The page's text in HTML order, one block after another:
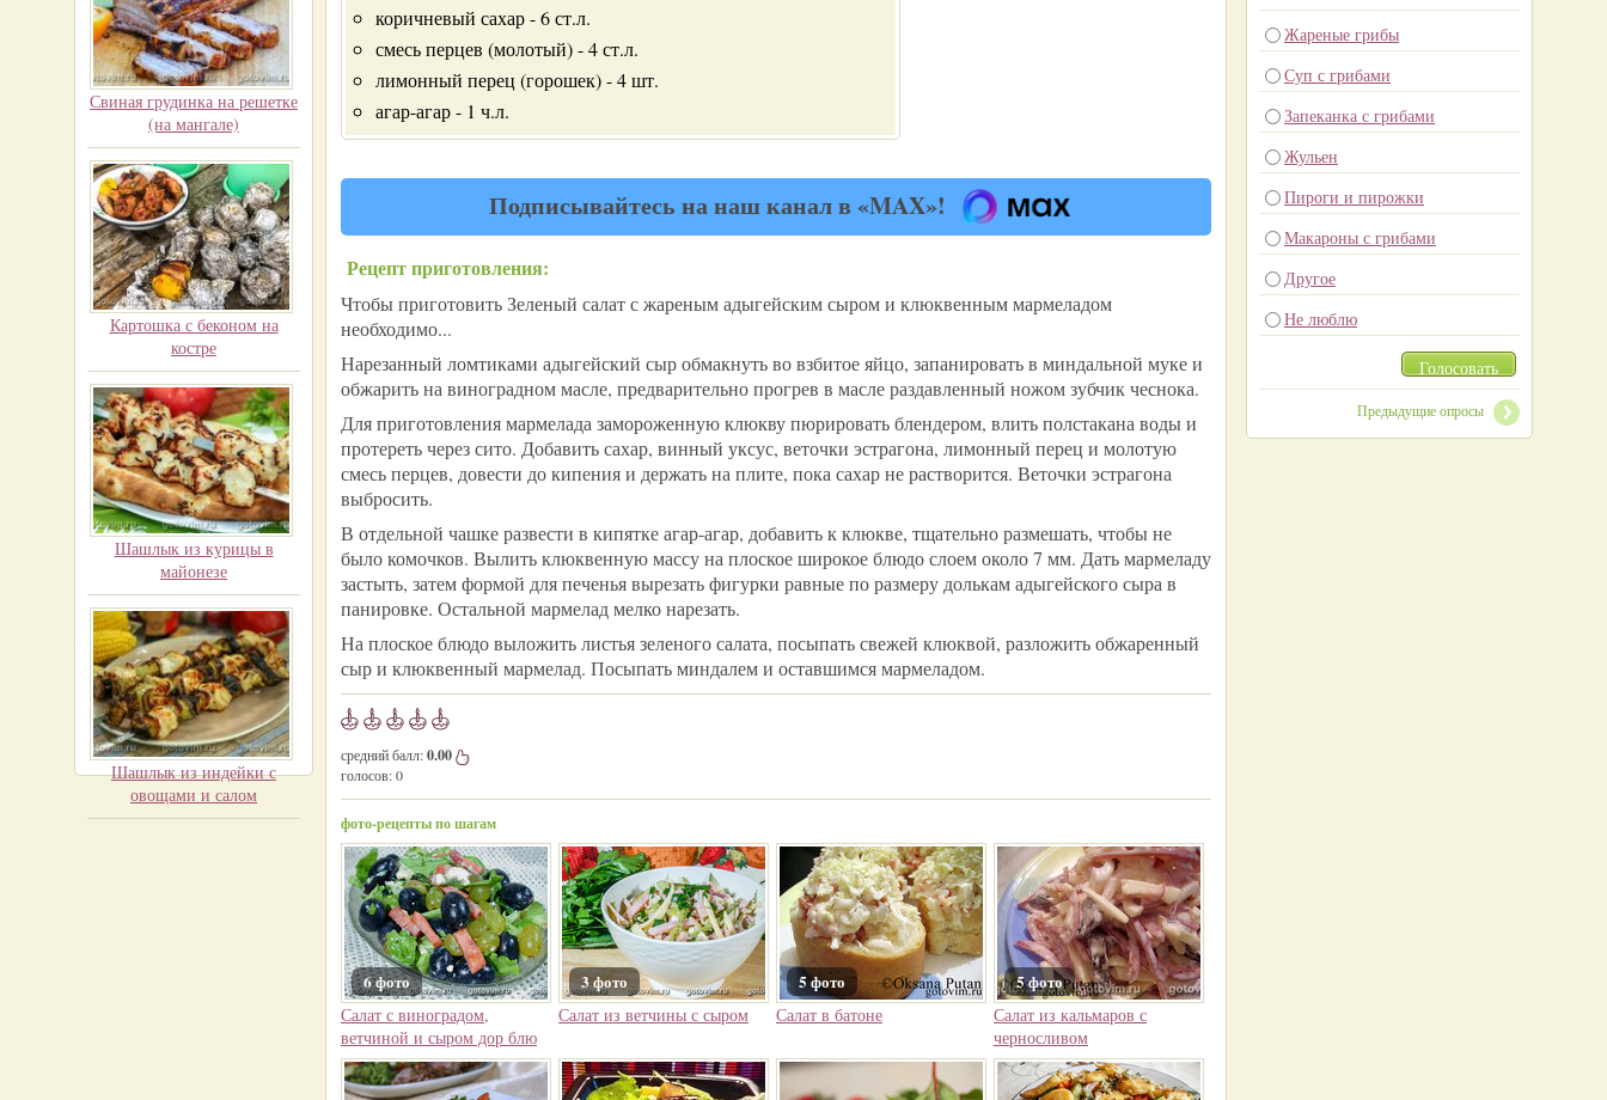
Свиная грудинка на решетке
(на мангале)
Картошка с беконом на
костре
Шашлык из курицы в
майонезе
Шашлык из индейки с
овощами и салом
коричневый сахар - 6 ст.л.
смесь перцев (молотый) - 4 ст.л.
лимонный перец (горошек) - 4 шт.
агар-агар - 1 ч.л.
Подписывайтесь на наш канал в «MAX»!
Рецепт приготовления:
Чтобы приготовить Зеленый салат с жареным адыгейским сыром и клюквенным мармеладом
необходимо...
Нарезанный ломтиками адыгейский сыр обмакнуть во взбитое яйцо, запанировать в миндальной муке и
обжарить на виноградном масле, предварительно прогрев в масле раздавленный ножом зубчик чеснока.
Для приготовления мармелада замороженную клюкву пюрировать блендером, влить полстакана воды и
протереть через сито. Добавить сахар, винный уксус, веточки эстрагона, лимонный перец и молотую
смесь перцев, довести до кипения и держать на плите, пока сахар не растворится. Веточки эстрагона
выбросить.
В отдельной чашке развести в кипятке агар-агар, добавить к клюкве, тщательно размешать, чтобы не
было комочков. Вылить клюквенную массу на плоское широкое блюдо слоем около 7 мм. Дать мармеладу
застыть, затем формой для печенья вырезать фигурки равные по размеру долькам адыгейского сыра в
панировке. Остальной мармелад мелко нарезать.
На плоское блюдо выложить листья зеленого салата, посыпать свежей клюквой, разложить обжаренный
сыр и клюквенный мармелад. Посыпать миндалем и оставшимся мармеладом.
средний балл:0.00
голосов:0
фото-рецепты по шагам
6 фото
Салат с виноградом,
ветчиной и сыром дор блю
3 фото
Салат из ветчины с сыром
5 фото
Салат в батоне
5 фото
Салат из кальмаров с
черносливом
Жареные грибы
Суп с грибами
Запеканка с грибами
Жульен
Пироги и пирожки
Макароны с грибами
Другое
Не люблю
Голосовать
Предыдущие опросы